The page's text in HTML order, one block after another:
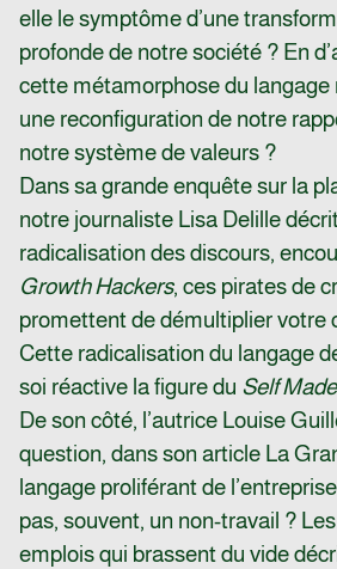
elle le symptôme d’une
profonde de notre société ? En
cette métamorphose du langage
une reconfiguration de notre
notre système de valeurs ?
Dans sa grande enquête sur la
notre journaliste Lisa Delille
radicalisation des discours,
Growth Hackers, ces pirates de
promettent de démultiplier votre
Cette radicalisation du langage
soi réactive la figure du Self
De son côté, l’autrice Louise
question, dans son article La
langage proliférant de
pas, souvent, un non-travail ? Les
emplois qui brassent du vide